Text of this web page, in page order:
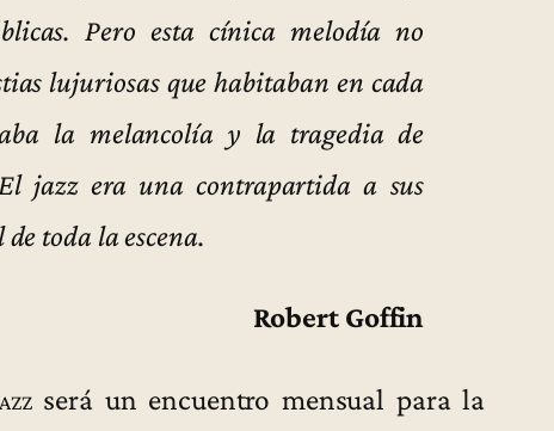
Pero esta cínica melodía no
lujuriosas que habitaban en cada
la melancolía y la tragedia de
jazz era una contrapartida a sus
toda la escena.
Robert Goffin
será un encuentro mensual para la